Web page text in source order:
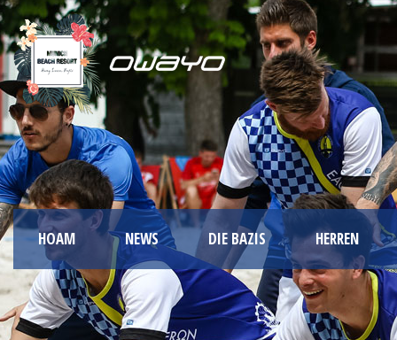
HOAM NEWS DIE BAZIS HERREN